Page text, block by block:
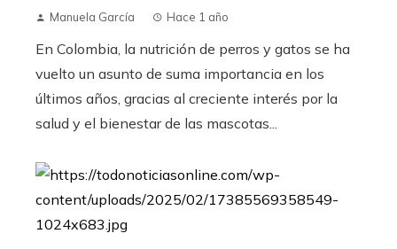
Manuela García Hace 1 año
En Colombia, la nutrición de perros y gatos se ha
vuelto un asunto de suma importancia en los
últimos años, gracias al creciente interés por la
salud y el bienestar de las mascotas...